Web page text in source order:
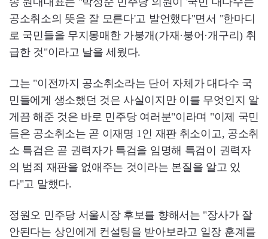
공소취소의 뜻을 잘 모른다'고 발언했다"면서 "한마디
로 국민들을 무지몽매한 가붕개(가재·붕어·개구리) 취
급한 것"이라고 날을 세웠다.
그는 "이전까지 공소취소라는 단어 자체가 대다수 국
민들에게 생소했던 것은 사실이지만 이를 무엇인지 알
게끔 해준 것은 바로 민주당 여러분"이라며 "이제 국민
들은 공소취소는 곧 이재명 1인 재판 취소이고, 공소취
소 특검은 곧 권력자가 특검을 임명해 특검이 권력자
의 범죄 재판을 없애주는 것이라는 본질을 알고 있
다"고 말했다.
정원오 민주당 서울시장 후보를 향해서는 "장사가 잘
안된다는 상인에게 컨설팅을 받아보라고 일장 훈계를